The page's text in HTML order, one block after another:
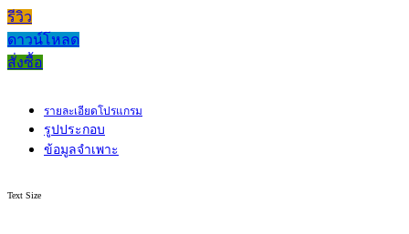
รีวิว
ดาวน์โหลด
สั่งซื้อ
รายละเอียดโปรแกรม
รูปประกอบ
ข้อมูลจำเพาะ
Text Size